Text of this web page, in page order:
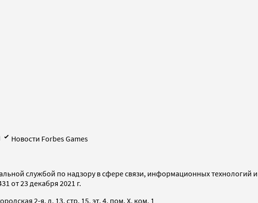
Новости Forbes Games
службой по надзору в сфере связи, информационных
от 23 декабря 2021 г.
2-я, д. 13, стр. 15, эт. 4, пом. X, ком. 1